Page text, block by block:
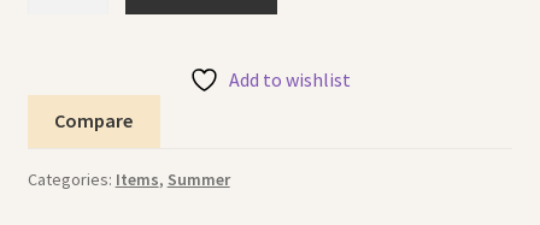
quantity
Add to wishlist
Compare
Categories: Items, Summer